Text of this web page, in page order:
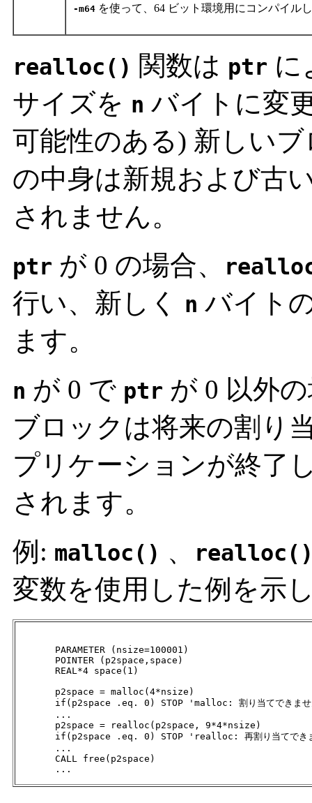
-m64 を使って、64 ビット環境用にコンパイル
realloc() 関数は ptr に
サイズを n バイトに変
可能性のある) 新しい
の中身は新規および古
されません。
ptr が 0 の場合、
行い、新しく n バイト
ます。
n が 0 で ptr が 0 以外
ブロックは将来の割り
プリケーションが終了
されます。
例: malloc() 、
変数を使用した例を示
       PARAMETER (nsize=100001)
       POINTER (p2space,space)
       REAL*4 space(1)
       p2space = malloc(4*nsize)
if(p2space .eq. 0) STOP 'malloc: 割り当てできませ
       ...
       p2space = realloc(p2space, 9*4*nsize)
if(p2space .eq. 0) STOP 'realloc: 再割り当てでき
       ...
       CALL free(p2space)
       ...